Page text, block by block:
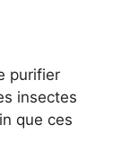
purifier
insectes
que ces